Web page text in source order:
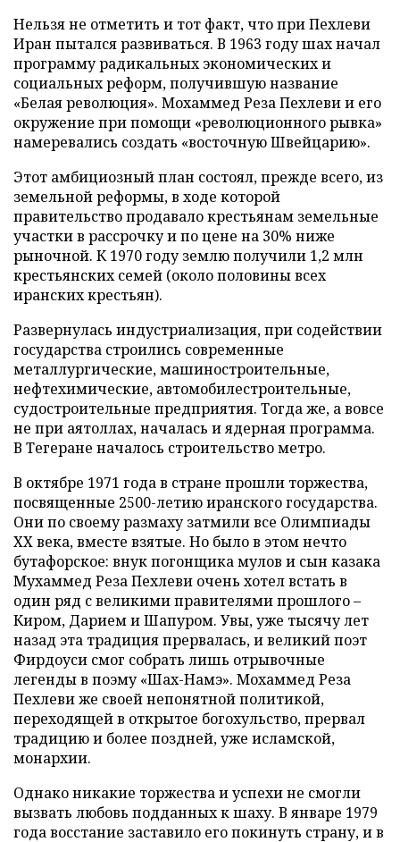
Нельзя не отметить и тот факт, что при Пехлеви
Иран пытался развиваться. В 1963 году шах начал
программу радикальных экономических и
социальных реформ, получившую название
«Белая революция». Мохаммед Реза Пехлеви и его
окружение при помощи «революционного рывка»
намеревались создать «восточную Швейцарию».
Этот амбициозный план состоял, прежде всего, из
земельной реформы, в ходе которой
правительство продавало крестьянам земельные
участки в рассрочку и по цене на 30% ниже
рыночной. К 1970 году землю получили 1,2 млн
крестьянских семей (около половины всех
иранских крестьян).
Развернулась индустриализация, при содействии
государства строились современные
металлургические, машиностроительные,
нефтехимические, автомобилестроительные,
судостроительные предприятия. Тогда же, а вовсе
не при аятоллах, началась и ядерная программа.
В Тегеране началось строительство метро.
В октябре 1971 года в стране прошли торжества,
посвященные 2500-летию иранского государства.
Они по своему размаху затмили все Олимпиады
ХХ века, вместе взятые. Но было в этом нечто
бутафорское: внук погонщика мулов и сын казака
Мухаммед Реза Пехлеви очень хотел встать в
один ряд с великими правителями прошлого –
Киром, Дарием и Шапуром. Увы, уже тысячу лет
назад эта традиция прервалась, и великий поэт
Фирдоуси смог собрать лишь отрывочные
легенды в поэму «Шах-Намэ». Мохаммед Реза
Пехлеви же своей непонятной политикой,
переходящей в открытое богохульство, прервал
традицию и более поздней, уже исламской,
монархии.
Однако никакие торжества и успехи не смогли
вызвать любовь подданных к шаху. В январе 1979
года восстание заставило его покинуть страну, и в